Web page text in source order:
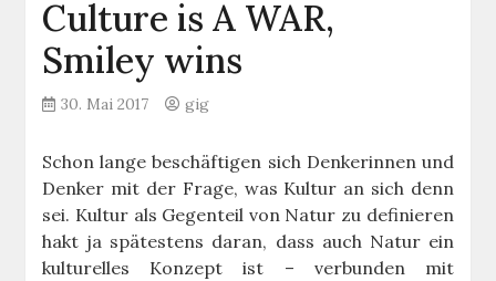
Culture is A WAR,
Smiley wins
30. Mai 2017 gig
Schon lange beschäftigen sich Denkerinnen und
Denker mit der Frage, was Kultur an sich denn
sei. Kultur als Gegenteil von Natur zu definieren
hakt ja spätestens daran, dass auch Natur ein
kulturelles Konzept ist – verbunden mit